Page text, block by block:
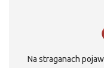
Na straganach